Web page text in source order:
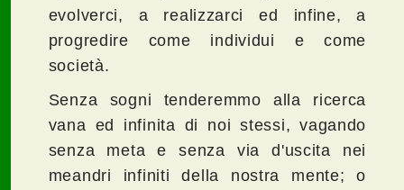
evolverci, a realizzarci ed infine, a
progredire come individui e come
società.
Senza sogni tenderemmo alla ricerca
vana ed infinita di noi stessi, vagando
senza meta e senza via d'uscita nei
meandri infiniti della nostra mente; o